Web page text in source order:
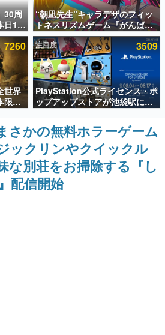
覧
事
数千以上！ ページビュー数万以上！ などな
々に読まれた、電ファミ渾身の“殿堂入り”記
した。
画書
リエイターの方々に製作時のエピソードをお
トする企画（ゲーム）とは何か？を探ってい
いてはいけない。『赫本』は、〈試験問題〉
30周
日12
30th
ス
ト
3商
“朝凪先生”キャラデザのフィッ
トネスリズムゲーム『がんば
れ！チアリズム』Steamストア
ページが公開。キャラクターの
CVは陽向葵ゅかさん
7260
世界
限
オの
」へ
注目度 3509
PlayStation公式ライセンス・ポ
ップアップストアが池袋駅にて
期間限定で開催。夏のアパレル
や『ブラッドボーン』の新作ア
イテムが登場
さかの無料ホラーゲーム
ックリンやクイックル
な別荘をお掃除する『し
配信開始